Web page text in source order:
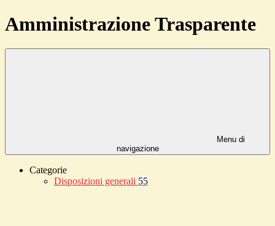
Amministrazione Trasparente
Menu di
navigazione
Categorie
Disposizioni generali 55